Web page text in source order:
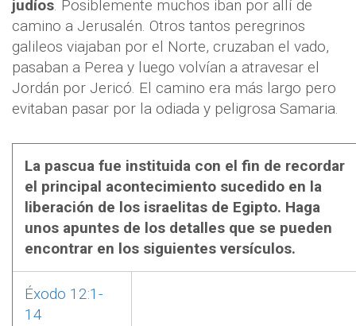
judíos. Posiblemente muchos iban por allí de
camino a Jerusalén. Otros tantos peregrinos
galileos viajaban por el Norte, cruzaban el vado,
pasaban a Perea y luego volvían a atravesar el
Jordán por Jericó. El camino era más largo pero
evitaban pasar por la odiada y peligrosa Samaria.
La pascua fue instituida con el fin de recordar
el principal acontecimiento sucedido en la
liberación de los israelitas de Egipto. Haga
unos apuntes de los detalles que se pueden
encontrar en los siguientes versículos.
Éxodo 12:1-
14